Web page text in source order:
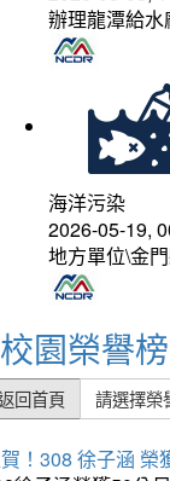
辦理龍潭給
海洋污染
2026-05-19,
地方單位\金
校園榮譽
回首頁 請選擇榮
！308 徐子涵 榮